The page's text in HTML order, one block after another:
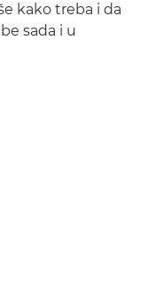
kako treba i da
sada i u